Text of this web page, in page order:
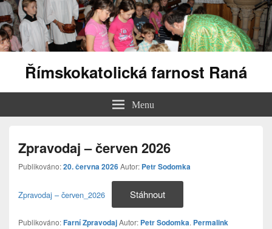
Římskokatolická farnost Raná
Menu
Zpravodaj – červen 2026
Publikováno:20. června 2026Autor: Petr Sodomka
Zpravodaj – červen_2026 Stáhnout
Publikováno:Farní ZpravodajAutor: Petr Sodomka. Permalink